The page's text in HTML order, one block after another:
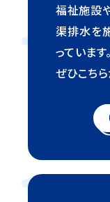
福祉施設
渠排水を
っています。
ぜひこち